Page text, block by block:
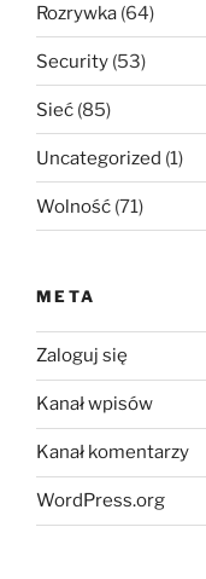
Rozrywka (64)
Security (53)
Sieć (85)
Uncategorized (1)
Wolność (71)
META
Zaloguj się
Kanał wpisów
Kanał komentarzy
WordPress.org